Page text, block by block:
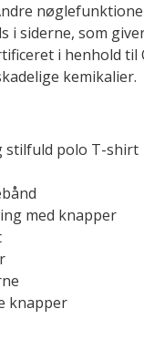
i siderne, som
i henhold til
kemikalier.
stilfuld polo T-shirt
med knapper
knapper